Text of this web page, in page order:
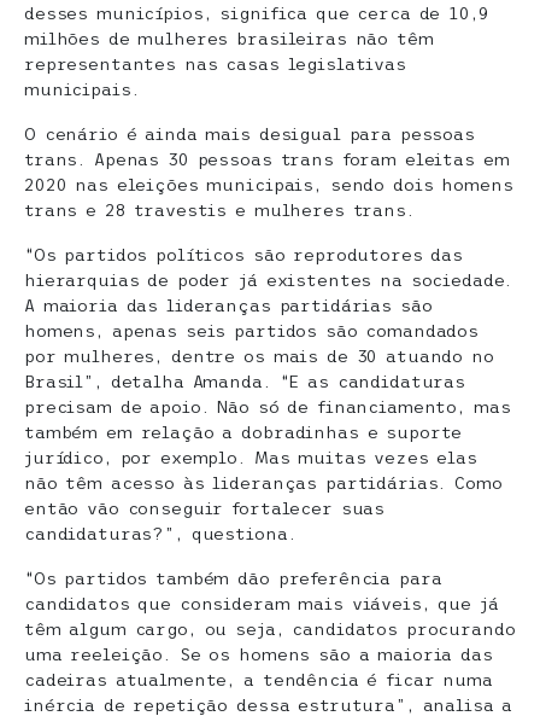
desses municípios, significa que cerca de 10,9
milhões de mulheres brasileiras não têm
representantes nas casas legislativas
municipais.
O cenário é ainda mais desigual para pessoas
trans. Apenas 30 pessoas trans foram eleitas em
2020 nas eleições municipais, sendo dois homens
trans e 28 travestis e mulheres trans.
“Os partidos políticos são reprodutores das
hierarquias de poder já existentes na sociedade.
A maioria das lideranças partidárias são
homens, apenas seis partidos são comandados
por mulheres, dentre os mais de 30 atuando no
Brasil”, detalha Amanda. “E as candidaturas
precisam de apoio. Não só de financiamento, mas
também em relação a dobradinhas e suporte
jurídico, por exemplo. Mas muitas vezes elas
não têm acesso às lideranças partidárias. Como
então vão conseguir fortalecer suas
candidaturas?”, questiona.
“Os partidos também dão preferência para
candidatos que consideram mais viáveis, que já
têm algum cargo, ou seja, candidatos procurando
uma reeleição. Se os homens são a maioria das
cadeiras atualmente, a tendência é ficar numa
inércia de repetição dessa estrutura”, analisa a